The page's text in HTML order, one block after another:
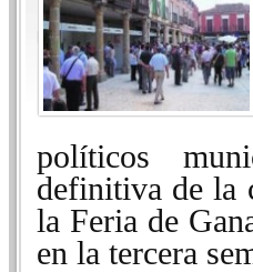
políticos
definitiva de la
la Feria de
en la tercera